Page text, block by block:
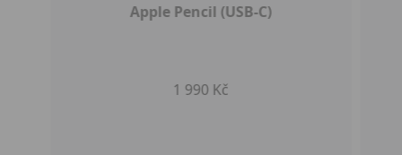
Apple Pencil (USB-C)
1 990 Kč